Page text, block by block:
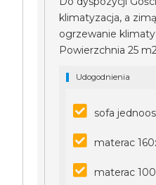
klimatyzacja, a
ogrzewanie
Powierzchnia 25
Udogodnienia
sofa
materac
materac